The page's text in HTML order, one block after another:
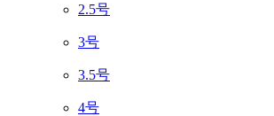
2.5号
3号
3.5号
4号